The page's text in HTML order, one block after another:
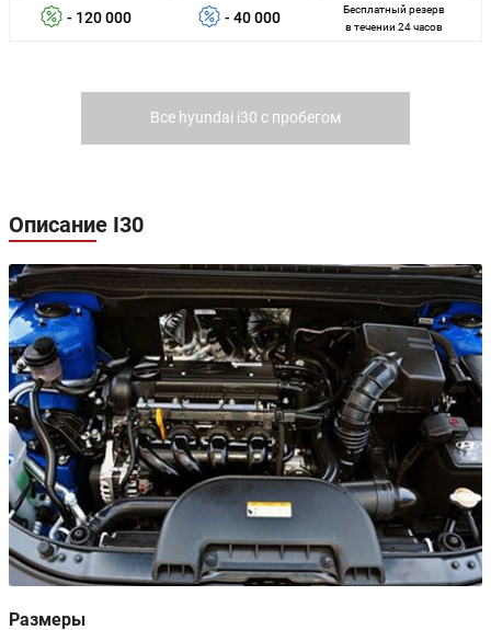
- 120 000 - 40 000
Бесплатный резерв
в течении 24 часов
Все hyundai i30 с пробегом
Описание I30
Размеры